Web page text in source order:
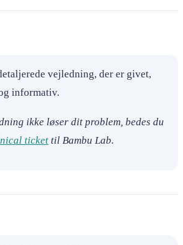
vejledning, der er givet,
informativ.
ikke løser dit problem, bedes du
ticket til Bambu Lab.